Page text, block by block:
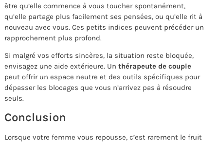
être qu’elle commence à vous toucher spontanément,
qu’elle partage plus facilement ses pensées, ou qu’elle rit à
nouveau avec vous. Ces petits indices peuvent précéder un
rapprochement plus profond.
Si malgré vos efforts sincères, la situation reste bloquée,
envisagez une aide extérieure. Un thérapeute de couple
peut offrir un espace neutre et des outils spécifiques pour
dépasser les blocages que vous n’arrivez pas à résoudre
seuls.
Conclusion
Lorsque votre femme vous repousse, c’est rarement le fruit